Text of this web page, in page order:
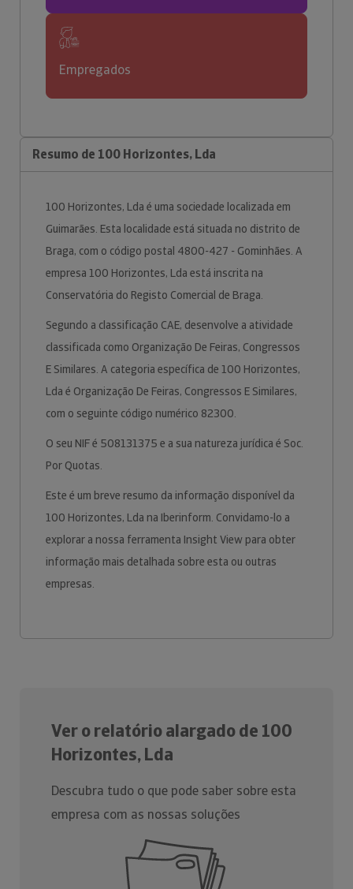
Empregados
Resumo de 100 Horizontes, Lda
100 Horizontes, Lda é uma sociedade localizada em
Guimarães. Esta localidade está situada no distrito de
Braga, com o código postal 4800-427 - Gominhães. A
empresa 100 Horizontes, Lda está inscrita na
Conservatória do Registo Comercial de Braga.
Segundo a classificação CAE, desenvolve a atividade
classificada como Organização De Feiras, Congressos
E Similares. A categoria específica de 100 Horizontes,
Lda é Organização De Feiras, Congressos E Similares,
com o seguinte código numérico 82300.
O seu NIF é 508131375 e a sua natureza jurídica é Soc.
Por Quotas.
Este é um breve resumo da informação disponível da
100 Horizontes, Lda na Iberinform. Convidamo-lo a
explorar a nossa ferramenta Insight View para obter
informação mais detalhada sobre esta ou outras
empresas.
Ver o relatório alargado de 100
Horizontes, Lda
Descubra tudo o que pode saber sobre esta
empresa com as nossas soluções